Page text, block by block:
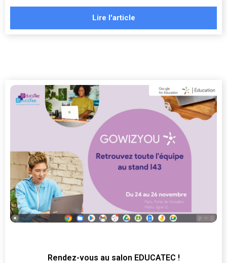
Lire l'article
Rendez-vous au salon EDUCATEC !